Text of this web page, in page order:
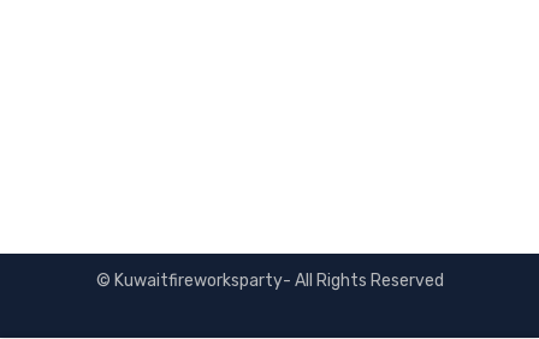
© Kuwaitfireworksparty- All Rights Reserved